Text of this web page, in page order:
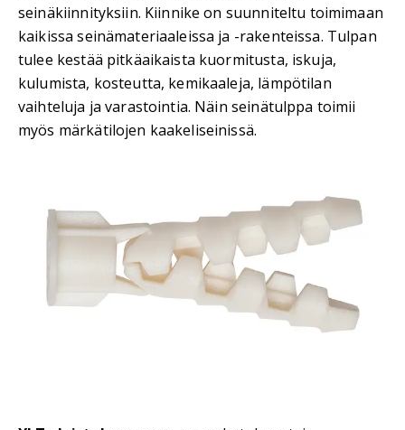
seinäkiinnityksiin. Kiinnike on suunniteltu toimimaan
kaikissa seinämateriaaleissa ja -rakenteissa. Tulpan
tulee kestää pitkäaikaista kuormitusta, iskuja,
kulumista, kosteutta, kemikaaleja, lämpötilan
vaihteluja ja varastointia. Näin seinätulppa toimii
myös märkätilojen kaakeliseinissä.